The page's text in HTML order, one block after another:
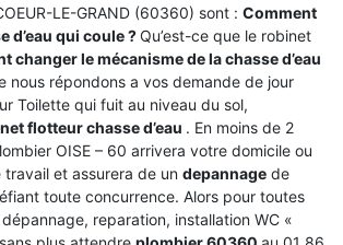
LE-GRAND (60360) sont : Comment
d’eau qui coule ?Qu’est-ce que le robinet
changer le mécanisme de la chasse d’eau
nous répondons a vos demande de jour
Toilette qui fuit au niveau du sol,
flotteur chasse d’eau . En moins de 2
OISE – 60 arrivera votre domicile ou
travail et assurera de un depannage de
toute concurrence. Alors pour toutes
reparation, installation WC «